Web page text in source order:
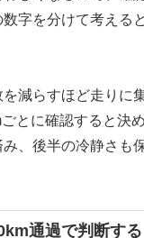
字を分けて考える
減らすほど走りに
とに確認すると決
、後半の冷静さも
通過で判断する